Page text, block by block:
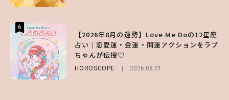
6
【2026年8月の運勢】Love Me Doの12星座
占い｜恋愛運・金運・開運アクションをラブ
ちゃんが伝授♡
HOROSCOPE 2026.08.01
6
【SNIDEL】長濱ねるとロマンティックトラ
ッドな秋はじめ｜2026秋の新作コーデ4選
6
【GU】夏の“主役級”アイテム決定！ヘルシ
ー＆可愛すぎる「大人の肌見せ」トップス3
選
FASHION 2026.07.19